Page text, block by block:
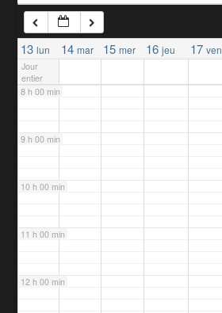
13 lun 14 mar 15 mer 16 jeu 17 ven
Jour
entier
7 h 00 min
8 h 00 min
9 h 00 min
10 h 00 min
11 h 00 min
12 h 00 min